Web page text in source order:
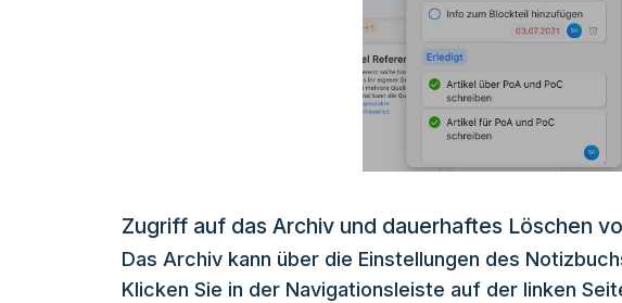
Zugriff auf das Archiv und dauerhaftes Löschen
Das Archiv kann über die Einstellungen des
Klicken Sie in der Navigationsleiste auf der linken